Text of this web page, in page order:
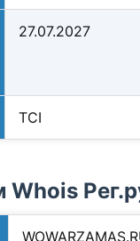
27.07.2027
TCI